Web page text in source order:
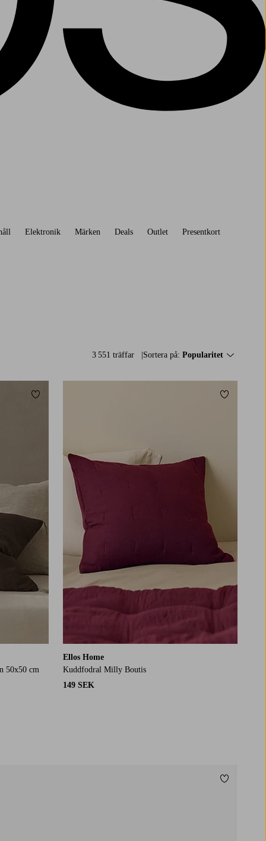
Elektronik Märken Deals Outlet Presentkort
3 551 träffar Sortera på: Popularitet
Lägg till i
50x50 cm
Lägg till i favoriter
Ellos Home
Kuddfodral Milly Boutis
149 SEK
Lägg till i